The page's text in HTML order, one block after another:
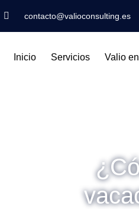
contacto@valioconsulting.es
Inicio Servicios Valio